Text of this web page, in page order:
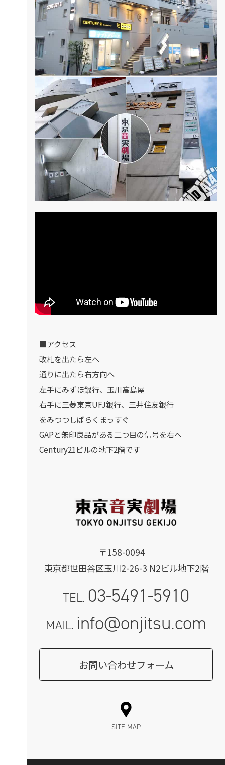
〒158-0094
東京都世田谷区玉川2-26-3 N2ビル地下2階
TEL. 03-5491-5910
MAIL. info@onjitsu.com
お問い合わせフォーム
■アクセス
改札を出たら左へ
通りに出たら右方向へ
左手にみずほ銀行、玉川高島屋
右手に三菱東京UFJ銀行、三井住友銀行
をみつつしばらくまっすぐ
GAPと無印良品がある二つ目の信号を右へ
Century21ビルの地下2階です
SITE MAP